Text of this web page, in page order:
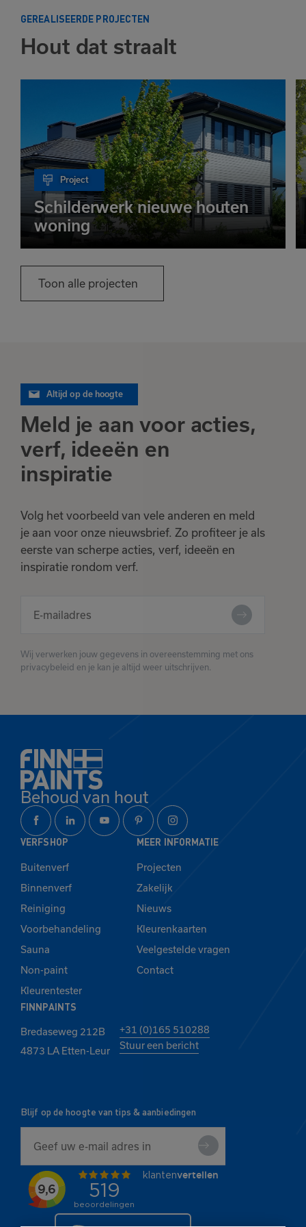
GEREALISEERDE PROJECTEN
Hout dat straalt
Project
Schilderwerk nieuwe houten
woning
Toon alle projecten
Altijd op de hoogte
Meld je aan voor acties,
verf, ideeën en
inspiratie
Volg het voorbeeld van vele anderen en meld
je aan voor onze nieuwsbrief. Zo profiteer je als
eerste van scherpe acties, verf, ideeën en
inspiratie rondom verf.
Wij verwerken jouw gegevens in overeenstemming met ons
privacybeleid en je kan je altijd weer uitschrijven.
Behoud van hout
VERFSHOP
Buitenverf
Binnenverf
Reiniging
Voorbehandeling
Sauna
Non-paint
Kleurentester
MEER INFORMATIE
Projecten
Zakelijk
Nieuws
Kleurenkaarten
Veelgestelde vragen
Contact
FINNPAINTS
Bredaseweg 212B
4873 LA Etten-Leur
+31 (0)165 510288
Stuur een bericht
Blijf op de hoogte van tips & aanbiedingen